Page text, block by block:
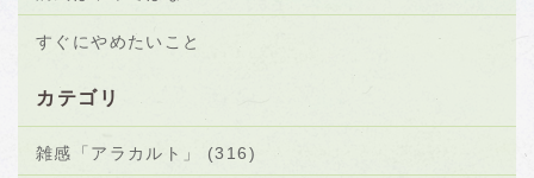
すぐにやめたいこと
カテゴリ
雑感「アラカルト」 (316)